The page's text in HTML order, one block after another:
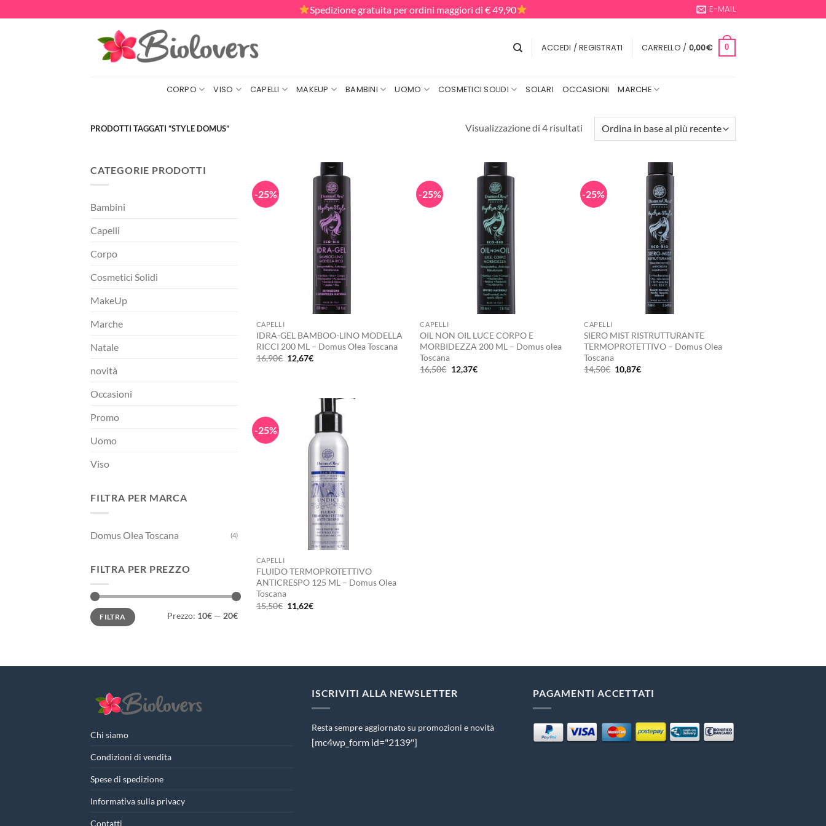
ai
Spedizione gratuita per ordini maggiori di € 49,90 E-MAIL
ACCEDI / REGISTRATI CARRELLO / 0,00€ 0
CORPO VISO CAPELLI MAKEUP BAMBINI UOMO COSMETICI SOLIDI SOLARI OCCASIONI MARCHE
PRODOTTI TAGGATI “STYLE DOMUS” Visualizzazione di 4 risultatiOrdina
più
recente
CATEGORIE PRODOTTI
Bambini
Capelli
Corpo
Cosmetici Solidi
MakeUp
Marche
Natale
novità
Occasioni
Promo
Uomo
Viso
FILTRA PER MARCA
Domus Olea Toscana (4)
FILTRA PER PREZZO
Prezzo
Min
Prezzo
MaxFILTRA Prezzo: 10€ — 20€
-25%
CAPELLI
IDRA-GEL BAMBOO-LINO MODELLA
RICCI 200 ML – Domus Olea Toscana
16,90€ Il
prezzo
12,67€Il
-25%
CAPELLI
OIL NON OIL LUCE CORPO E
MORBIDEZZA 200 ML – Domus olea
Toscana
16,50€ Il
prezzo
12,37€Il
-25%
CAPELLI
SIERO MIST RISTRUTTURANTE
TERMOPROTETTIVO – Domus Olea
Toscana
14,50€ Il
prezzo
10,87€Il
-25%
CAPELLI
FLUIDO TERMOPROTETTIVO
ANTICRESPO 125 ML – Domus Olea
Toscana
15,50€ Il
prezzo
11,62€Il
Chi siamo
Condizioni di vendita
Spese di spedizione
Informativa sulla privacy
Contatti
ISCRIVITI ALLA NEWSLETTER
Resta sempre aggiornato su promozioni e novità
[mc4wp_form id="2139"]
PAGAMENTI ACCETTATI